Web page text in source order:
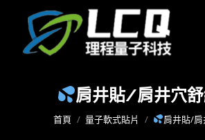
肩井貼/肩井穴舒
您在這裡：
首頁 量子軟式貼片 肩井貼/肩